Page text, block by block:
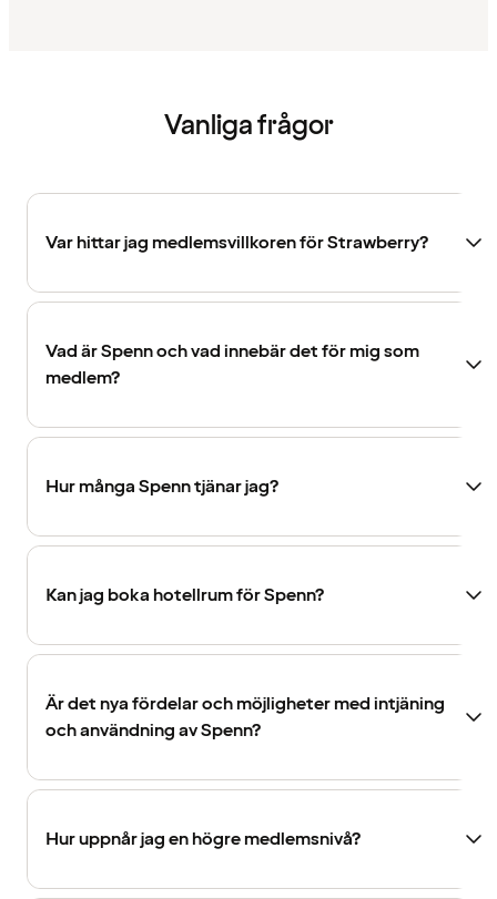
Vanliga frågor
Var hittar jag medlemsvillkoren för Strawberry?
Vad är Spenn och vad innebär det för mig som
medlem?
Hur många Spenn tjänar jag?
Kan jag boka hotellrum för Spenn?
Är det nya fördelar och möjligheter med intjäning
och användning av Spenn?
Hur uppnår jag en högre medlemsnivå?